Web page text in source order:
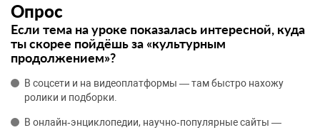
Опрос
Если тема на уроке показалась интересной, куда
ты скорее пойдёшь за «культурным
продолжением»?
В соцсети и на видеоплатформы — там быстро нахожу
ролики и подборки.
В онлайн‑энциклопедии, научно‑популярные сайты —